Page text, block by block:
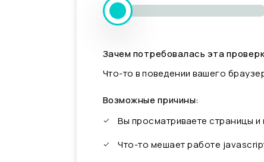
Зачем потребовалась эта
Что-то в поведении вашего
Возможные причины:
Вы просматриваете страницы
Что-то мешает работе